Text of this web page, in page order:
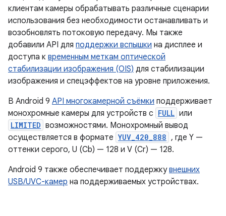
клиентам камеры обрабатывать различные сценарии
использования без необходимости останавливать и
возобновлять потоковую передачу. Мы также
добавили API для поддержки вспышки на дисплее и
доступа к временным меткам оптической
стабилизации изображения (OIS) для стабилизации
изображения и спецэффектов на уровне приложения.
В Android 9 API многокамерной съёмки поддерживает
монохромные камеры для устройств с FULL или
LIMITED возможностями. Монохромный вывод
осуществляется в формате YUV_420_888 , где Y —
оттенки серого, U (Cb) — 128 и V (Cr) — 128.
Android 9 также обеспечивает поддержкувнешних
USB/UVC-камер на поддерживаемых устройствах.